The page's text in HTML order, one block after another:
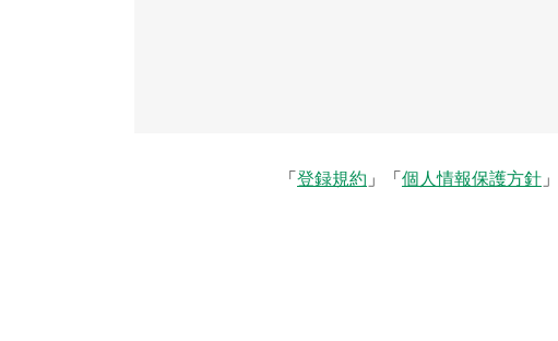
「 登録規約 」「 個人情報保護方針